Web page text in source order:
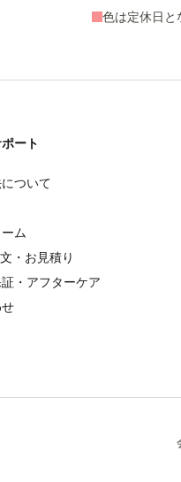
色は定休日と
ート
ついて
ム
・お見積り
・アフターケア